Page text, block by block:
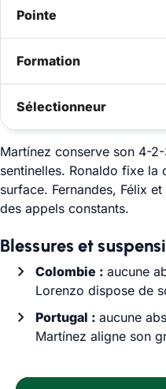
Pointe
Formation
Sélectionneur
Martínez conserve son 4-
sentinelles. Ronaldo fixe la
surface. Fernandes, Félix
des appels constants.
Blessures et
Colombie : aucune
Lorenzo dispose de
Portugal : aucune
Martínez aligne son